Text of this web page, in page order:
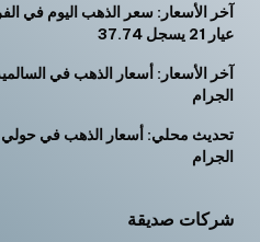
عيار 21 يسجل 37.74
آخر الأسعار: أسعار الذهب في
الجرام
تحديث محلي: أسعار الذهب في
الجرام
شركات صديقة